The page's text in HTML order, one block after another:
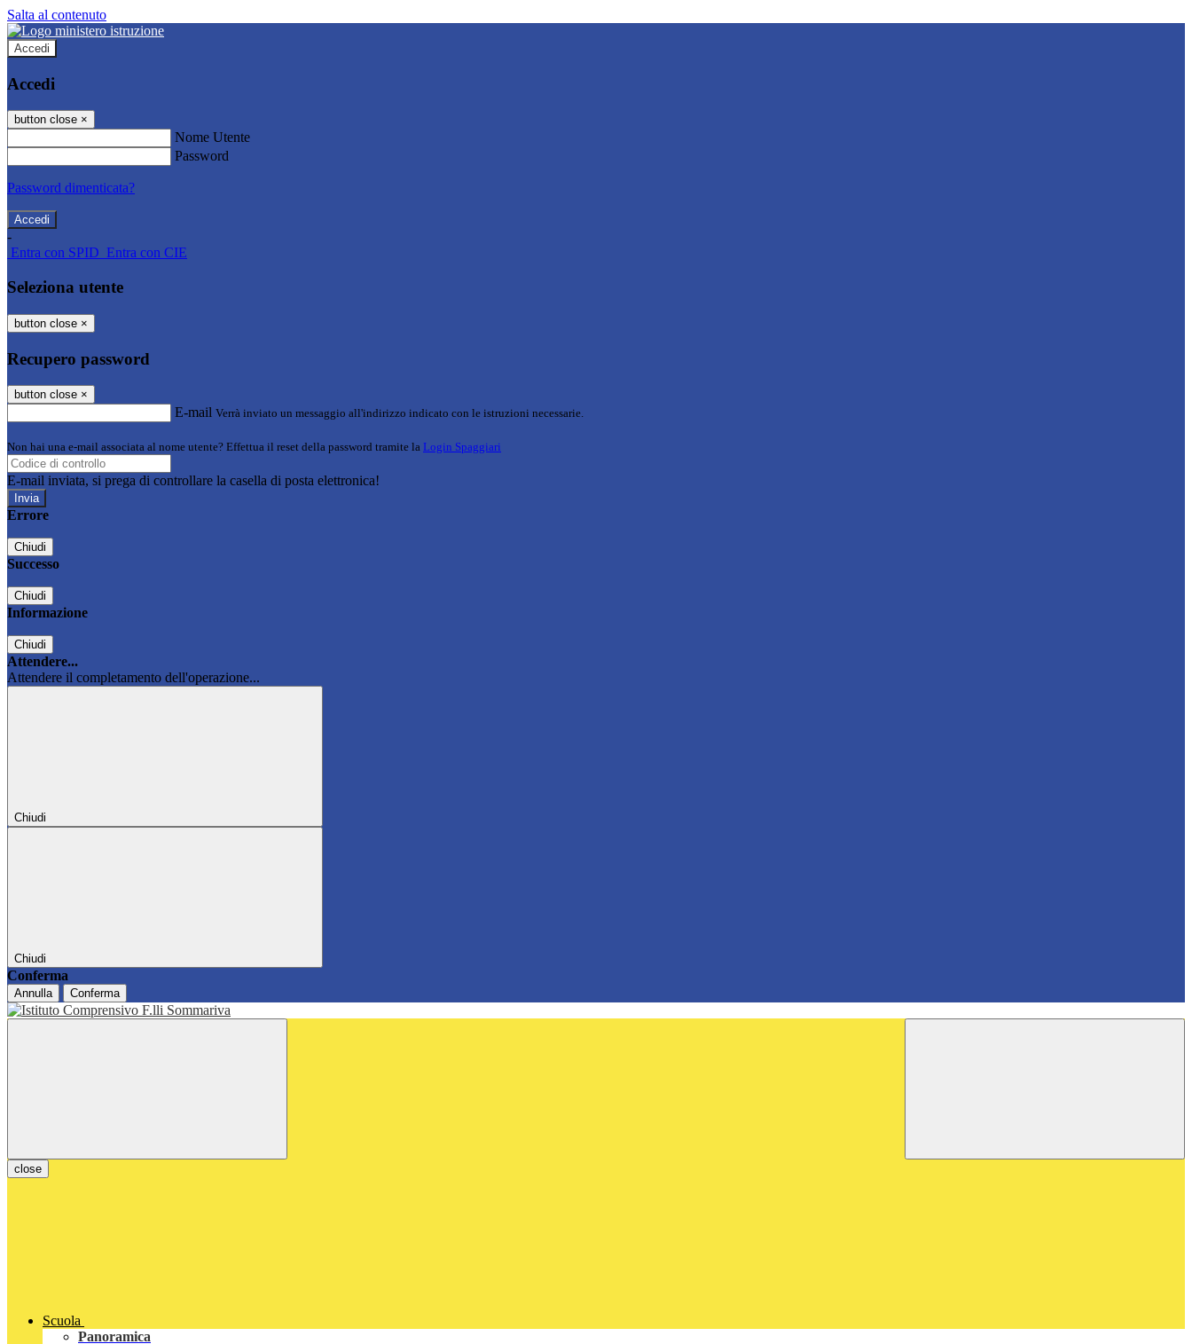
Salta al contenuto
Accedi
Accedi
button close ×
Nome Utente
Password
Password dimenticata?
-
Entra con SPID Entra con CIE
Seleziona utente
button close ×
Recupero password
button close ×
E-mail Verrà inviato un messaggio all'indirizzo indicato con le istruzioni necessarie.
Non hai una e-mail associata al nome utente? Effettua il reset della password tramite la Login Spaggiari
E-mail inviata, si prega di controllare la casella di posta elettronica!
Errore
Chiudi
Successo
Chiudi
Informazione
Chiudi
Attendere...
Attendere il completamento dell'operazione...
Chiudi
Chiudi
Conferma
Annulla Conferma
close
Scuola
Panoramica